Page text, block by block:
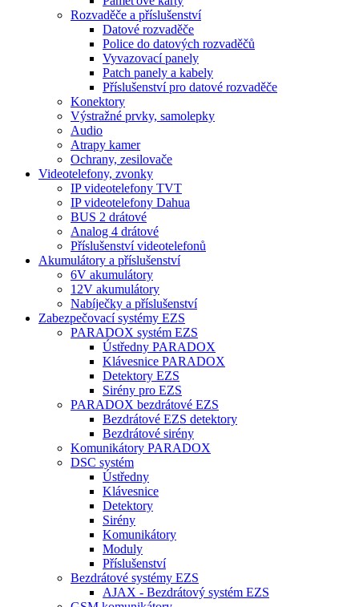
Rozvaděče a příslušenství
Datové rozvaděče
Police do datových rozvaděčů
Vyvazovací panely
Patch panely a kabely
Příslušenství pro datové rozvaděče
Konektory
Výstražné prvky, samolepky
Audio
Atrapy kamer
Ochrany, zesilovače
Videotelefony, zvonky
IP videotelefony TVT
IP videotelefony Dahua
BUS 2 drátové
Analog 4 drátové
Příslušenství videotelefonů
Akumulátory a příslušenství
6V akumulátory
12V akumulátory
Nabíječky a příslušenství
Zabezpečovací systémy EZS
PARADOX systém EZS
Ústředny PARADOX
Klávesnice PARADOX
Detektory EZS
Sirény pro EZS
PARADOX bezdrátové EZS
Bezdrátové EZS detektory
Bezdrátové sirény
Komunikátory PARADOX
DSC systém
Ústředny
Klávesnice
Detektory
Sirény
Komunikátory
Moduly
Příslušenství
Bezdrátové systémy EZS
AJAX - Bezdrátový systém EZS